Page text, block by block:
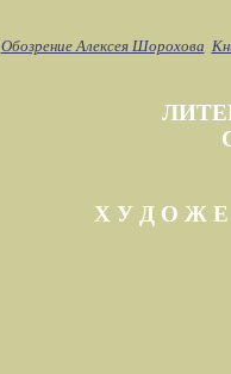
Обозрение Алексея Шорохова
Х У Д О Ж